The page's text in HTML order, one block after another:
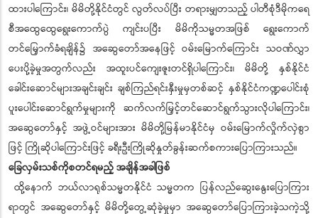
ထားပါကြောင်း၊ မိမိတို့နိုင်ငံတွင် လွတ်လပ်ပြီး တရားမျှတသည့် ပါတီစုံဒီမိုကရေ
စီအထွေထွေရွေးကောက်ပွဲ ကျင်းပပြီး မိမိကိုသမ္မတအဖြစ် ရွေးကောက်
တင်မြှောက်ခံရချိန်၌ အဆွေတော်အနေဖြင့် ဝမ်းမြောက်ကြောင်း သဝဏ်လွှာ
ပေးပို့ခဲ့မှုအတွက်လည်း အထူးပင်ကျေးဇူးတင်ရှိပါကြောင်း၊ မိမိတို့ နှစ်နိုင်ငံ
ခေါင်းဆောင်များအချင်းချင်း ချစ်ကြည်ရင်းနှီးမှုမှတစ်ဆင့် နှစ်နိုင်ငံကဏ္ဍပေါင်းစုံ
ပူးပေါင်းဆောင်ရွက်မှုများကို ဆက်လက်မြှင့်တင်ဆောင်ရွက်သွားလိုပါကြောင်း၊
အဆွေတော်နှင့် အဖွဲ့ဝင်များအား မိမိတို့မြန်မာနိုင်ငံမှ ဝမ်းမြောက်လှိုက်လှဲစွာ
ဖြင့် ကြိုဆိုပါကြောင်းဖြင့် ခရီးဦးကြိုဆိုနှုတ်ခွန်းဆက်စကားပြောကြားသည်။
ခြေလှမ်းသစ်ကိုစတင်ရမည့် အချိန်အခါဖြစ်
ထို့နောက် ဘယ်လာရုစ်သမ္မတနိုင်ငံ သမ္မတက ပြန်လည်ဆွေးနွေးပြောကြား
ရာတွင် အဆွေတော်နှင့် မိမိတို့တွေ့ဆုံခဲ့မှုမှာ အဆွေတော်ပြောကြားခဲ့သကဲ့သို့